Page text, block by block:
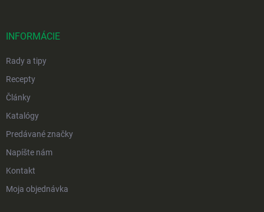
INFORMÁCIE
Rady a tipy
Recepty
Články
Katalógy
Predávané značky
Napíšte nám
Kontakt
Moja objednávka